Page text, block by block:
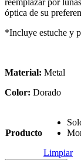
óptica de su
*Incluye estuche y
Material: Metal
Color: Dorado
Producto
Limpiar